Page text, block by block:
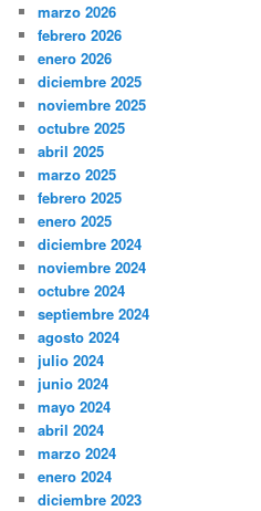
marzo 2026
febrero 2026
enero 2026
diciembre 2025
noviembre 2025
octubre 2025
abril 2025
marzo 2025
febrero 2025
enero 2025
diciembre 2024
noviembre 2024
octubre 2024
septiembre 2024
agosto 2024
julio 2024
junio 2024
mayo 2024
abril 2024
marzo 2024
enero 2024
diciembre 2023